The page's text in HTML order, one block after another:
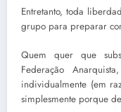
Entretanto, toda
grupo para preparar
Quem quer que
Federação
individualmente (em
simplesmente porque